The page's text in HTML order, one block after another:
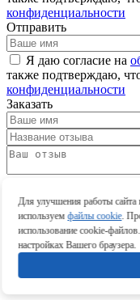
конфиденциальности
Отправить
Я даю согласие на
также подтверждаю,
конфиденциальности
Заказать
Оставить отзыв
Оставить отзыв
Для улучшения работы сайта
используемфайлы cookie.
использование cookie-
настройках Вашего браузера.